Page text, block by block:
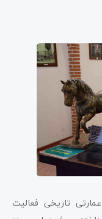
تاریخی فعالیت